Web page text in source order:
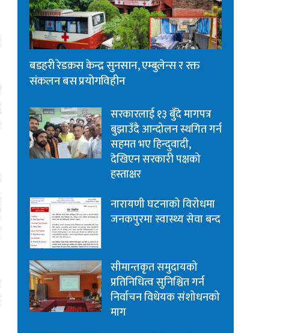
बडहरी रेडक्रस केन्द्र सुनसान, एम्बुलेन्स र रक्त
संकलन बस प्रयोगविहीन
सरकारलाई १३ बुँदे मागपत्र
बुझाउँदै आन्दोलन स्थगित गर्न
सहमत भए हिन्दुवादी,
देखिएन सरकारी पक्षको
हस्ताक्षर
नारायणी घटनाको विरोधमा
जनकपुरमा स्वास्थ्य सेवा बन्द
सीमान्तकृत समुदायको
प्रतिनिधित्व सुनिश्चित गर्न
निर्वाचन विधेयक संशोधनको
माग